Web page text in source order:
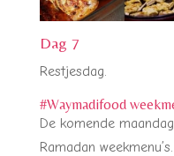
Dag 7
Restjesdag.
#Waymadifood
De komende
Ramadan